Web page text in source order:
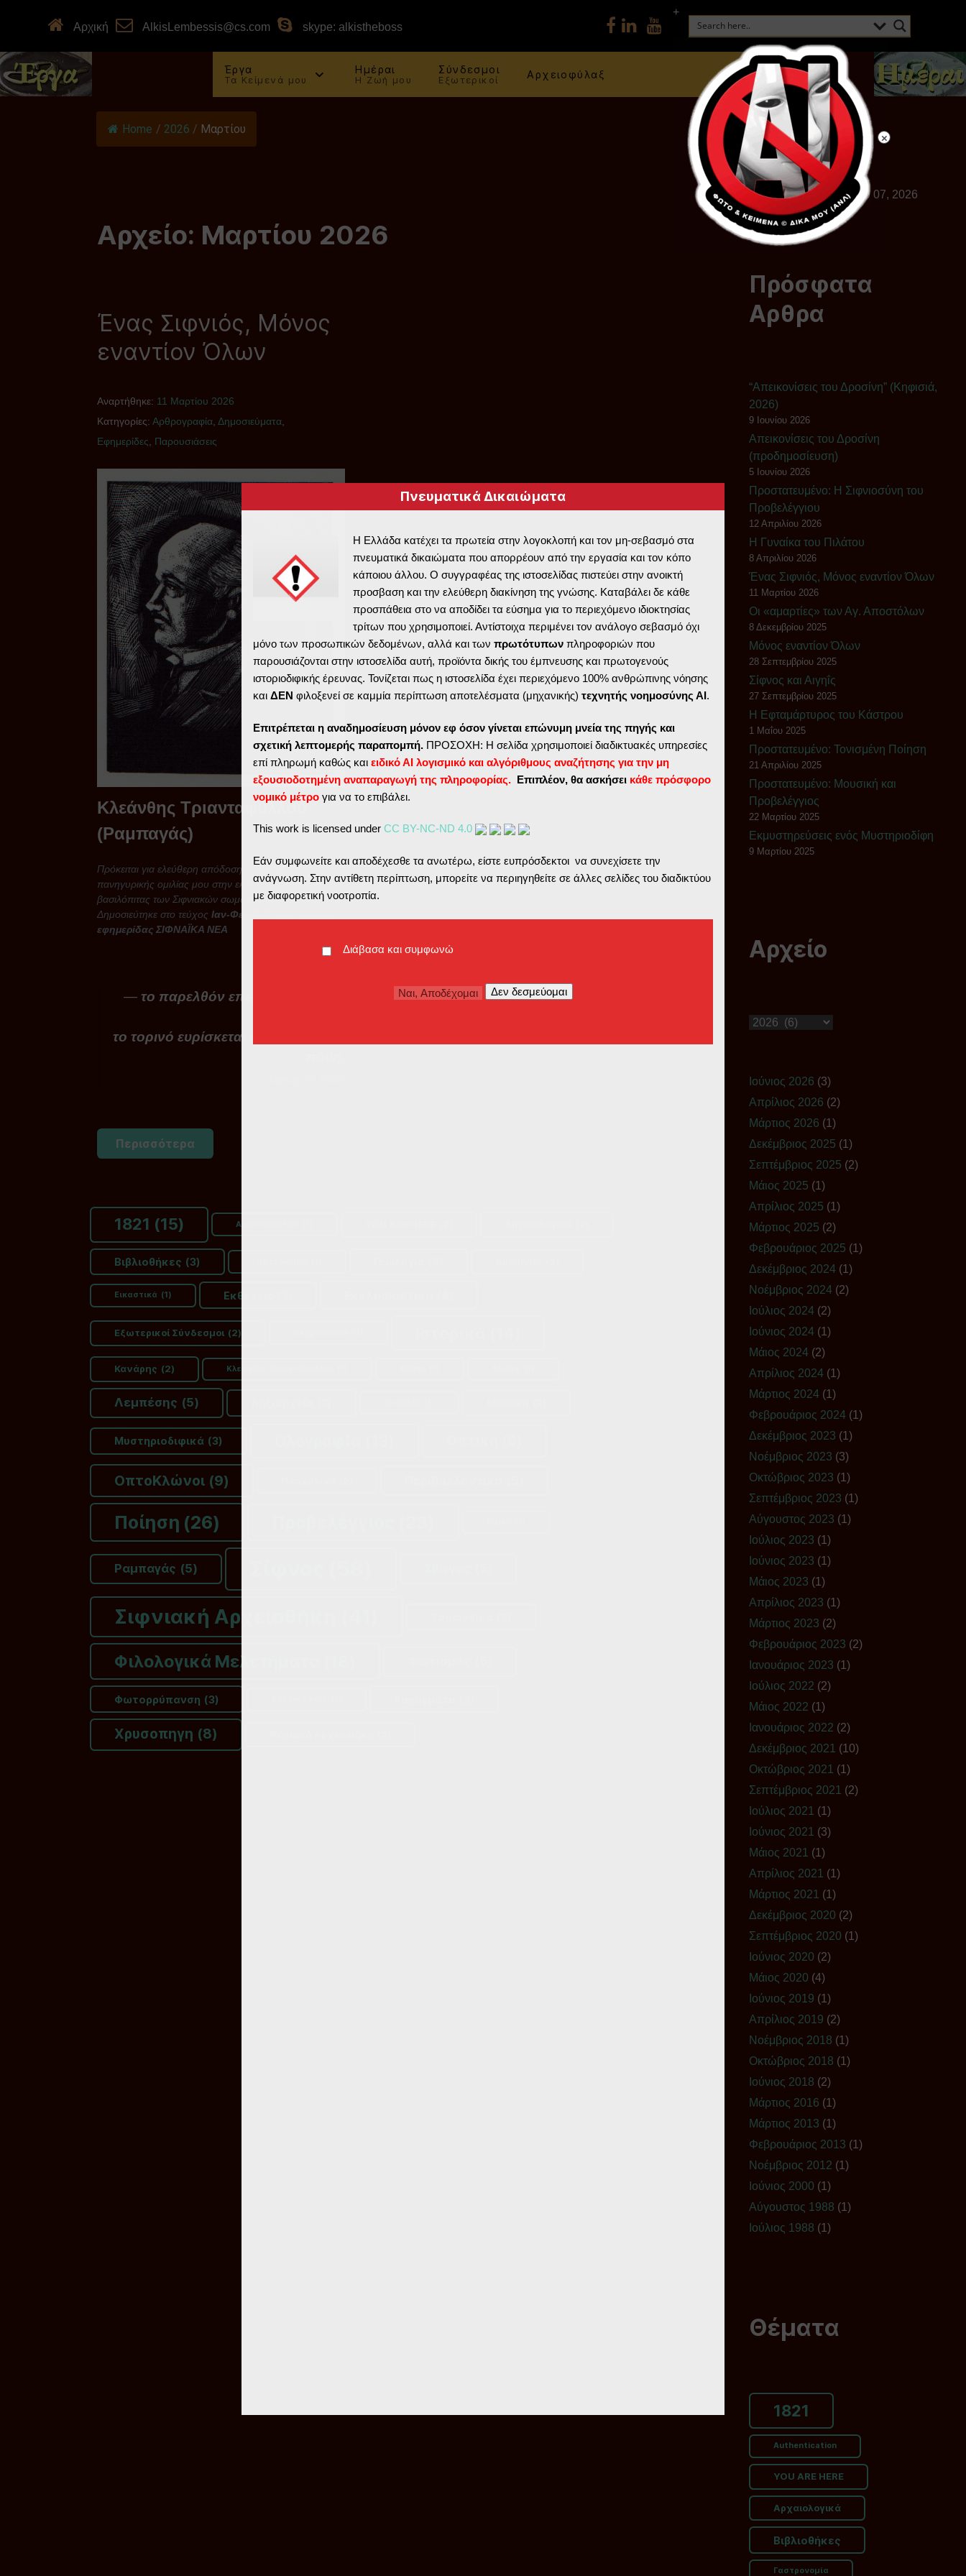
Αρχική AlkisLembessis@cs.com skype: alkistheboss
Έργα
Τα Κείμενά μου
Ημέραι
Η Ζωή μου
Σύνδεσμοι
Εξωτερικοί Αρχειοφύλαξ
Home / 2026 / Μαρτίου
Αρχείο: Μαρτίου 2026
Ένας Σιφνιός, Μόνος
εναντίον Όλων
Αναρτήθηκε: 11 Μαρτίου 2026
Κατηγορίες: Αρθρογραφία, Δημοσιεύματα,
Εφημερίδες
Παρουσιάσεις
Κλεάνθης Τριανταφύλλου
(Ραμπαγάς)
Πρόκειται για ελεύθερη απόδοση σε κείμενο της
πανηγυρικής ομιλίας μου στην εκδήλωση κοπής της
βασιλόπιτας των Σιφνιακών σωματείων της Αθήνας.
Δημοσιεύτηκε στο τεύχος Ιαν-Φεβ2026 της τοπικής
εφημερίδας ΣΙΦΝΑΪΚΑ ΝΕΑ
το παρελθόν επέρασε το μέλον
το τορινό ευρίσκεται εις βάσανα και
Περισσότερα
1821 (15) Authentication
Βιβλιοθήκες (3)
Εικαστικά (1) Εκθέσεις
Εξωτερικοί Σύνδεσμοι (2)
Κανάρης (2) Κλεάνθης Τριαντάφυλλος
Λεμπέσης (5)
Μυστηριοδιφικά (3)
ΟπτοΚλώνοι (9)
Ποίηση (26)
Ραμπαγάς (5)
Σιφνιακή Αρχειοθήκη
Φιλολογικά Μελετήματα
Φωτορρύπανση (3)
Χρυσοπηγη (8)
Παρασκευή, Αυγούστου 07, 2026
Πρόσφατα
Αρθρα
“Απεικονίσεις του Δροσίνη” (Κηφισιά,
2026)
9 Ιουνίου 2026
Απεικονίσεις του Δροσίνη
(προδημοσίευση)
5 Ιουνίου 2026
Πρoστατευμένο: Η Σιφνιοσύνη του
Προβελέγγιου
12 Απριλίου 2026
Η Γυναίκα του Πιλάτου
8 Απριλίου 2026
Ένας Σιφνιός, Μόνος εναντίον Όλων
11 Μαρτίου 2026
Οι «αμαρτίες» των Αγ. Αποστόλων
8 Δεκεμβρίου 2025
Μόνος εναντίον Όλων
28 Σεπτεμβρίου 2025
Σίφνος και Αιγηΐς
27 Σεπτεμβρίου 2025
Η Εφταμάρτυρος του Κάστρου
1 Μαΐου 2025
Πρoστατευμένο: Τονισμένη Ποίηση
21 Απριλίου 2025
Πρoστατευμένο: Μουσική και
Προβελέγγιος
22 Μαρτίου 2025
Εκμυστηρεύσεις ενός Μυστηριοδίφη
9 Μαρτίου 2025
Αρχείο
Ιστορικό
Ιούνιος 2026 (3)
Απρίλιος 2026 (2)
Μάρτιος 2026 (1)
Δεκέμβριος 2025 (1)
Σεπτέμβριος 2025 (2)
Μάιος 2025 (1)
Απρίλιος 2025 (1)
Μάρτιος 2025 (2)
Φεβρουάριος 2025 (1)
Δεκέμβριος 2024 (1)
Νοέμβριος 2024 (2)
Ιούλιος 2024 (2)
Ιούνιος 2024 (1)
Μάιος 2024 (2)
Απρίλιος 2024 (1)
Μάρτιος 2024 (1)
Φεβρουάριος 2024 (1)
Δεκέμβριος 2023 (1)
Νοέμβριος 2023 (3)
Οκτώβριος 2023 (1)
Σεπτέμβριος 2023 (1)
Αύγουστος 2023 (1)
Ιούλιος 2023 (1)
Ιούνιος 2023 (1)
Μάιος 2023 (1)
Απρίλιος 2023 (1)
Μάρτιος 2023 (2)
Φεβρουάριος 2023 (2)
Ιανουάριος 2023 (1)
Ιούλιος 2022 (2)
Μάιος 2022 (1)
Ιανουάριος 2022 (2)
Δεκέμβριος 2021 (10)
Οκτώβριος 2021 (1)
Σεπτέμβριος 2021 (2)
Ιούλιος 2021 (1)
Ιούνιος 2021 (3)
Μάιος 2021 (1)
Απρίλιος 2021 (1)
Μάρτιος 2021 (1)
Δεκέμβριος 2020 (2)
Σεπτέμβριος 2020 (1)
Ιούνιος 2020 (2)
Μάιος 2020 (4)
Ιούνιος 2019 (1)
Απρίλιος 2019 (2)
Νοέμβριος 2018 (1)
Οκτώβριος 2018 (1)
Ιούνιος 2018 (2)
Μάρτιος 2016 (1)
Μάρτιος 2013 (1)
Φεβρουάριος 2013 (1)
Νοέμβριος 2012 (1)
Ιούνιος 2000 (1)
Αύγουστος 1988 (1)
Ιούλιος 1988 (1)
Θέματα
1821
Authentication
YOU ARE HERE
Αρχαιολογικά
Βιβλιοθήκες
Γαστρονομία
+
Πνευματικά Δικαιώματα
Η Ελλάδα κατέχει τα πρωτεία στην λογοκλοπή και τον μη-σεβασμό στα
πνευματικά δικαιώματα που απορρέουν από την εργασία και τον κόπο
κάποιου άλλου. Ο συγγραφέας της ιστοσελίδας πιστεύει στην ανοικτή
προσβαση και την ελεύθερη διακίνηση της γνώσης. Καταβάλει δε κάθε
προσπάθεια στο να αποδίδει τα εύσημα για το περιεχόμενο ιδιοκτησίας
τρίτων που χρησιμοποιεί. Αντίστοιχα περιμένει τον ανάλογο σεβασμό όχι
μόνο των προσωπικών δεδομένων, αλλά και των πρωτότυπων πληροφοριών που
παρουσιάζονται στην ιστοσελίδα αυτή, προϊόντα δικής του έμπνευσης και πρωτογενούς
ιστοριοδιφικής έρευνας. Τονίζεται πως η ιστοσελίδα έχει περιεχόμενο 100% ανθρώπινης νόησης
και ΔΕΝ φιλοξενεί σε καμμία περίπτωση αποτελέσματα (μηχανικής) τεχνητής νοημοσύνης ΑΙ.
Επιτρέπεται η αναδημοσίευση μόνον εφ όσον γίνεται επώνυμη μνεία της πηγής και
σχετική λεπτομερής παραπομπή. ΠΡΟΣΟΧΗ: Η σελίδα χρησιμοποιεί διαδικτυακές υπηρεσίες
επί πληρωμή καθώς και ειδικό ΑΙ λογισμικό και αλγόριθμους αναζήτησης για την μη
εξουσιοδοτημένη αναπαραγωγή της πληροφορίας. Επιπλέον, θα ασκήσει κάθε πρόσφορο
νομικό μέτρο για να το επιβάλει.
This work is licensed under CC BY-NC-ND 4.0
Εάν συμφωνείτε και αποδέχεσθε τα ανωτέρω, είστε ευπρόσδεκτοι να συνεχίσετε την
ανάγνωση. Στην αντίθετη περίπτωση, μπορείτε να περιηγηθείτε σε άλλες σελίδες του διαδικτύου
με διαφορετική νοοτροπία.
Διάβασα και συμφωνώ